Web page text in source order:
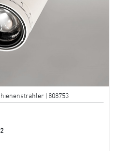
| 808753